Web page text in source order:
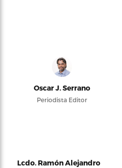
Oscar J. Serrano
Periodista Editor
Lcdo. Ramón Alejandro